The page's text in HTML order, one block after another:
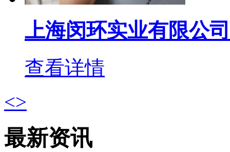
上海闵环实业有限公
查看详情
<>
最新资讯